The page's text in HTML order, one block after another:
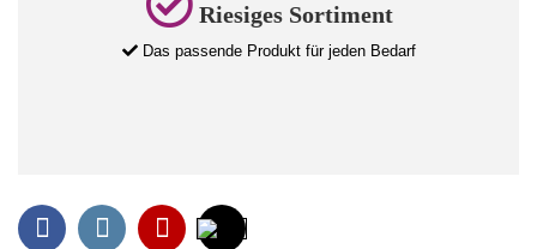
Riesiges Sortiment
Das passende Produkt für jeden Bedarf